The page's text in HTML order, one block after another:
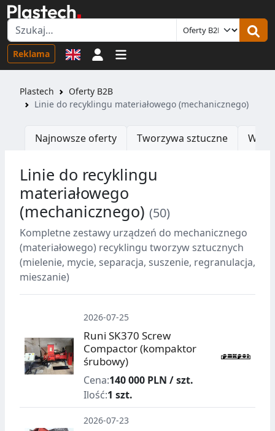
Reklama Logowanie
Plastech
Oferty B2B
Linie do recyklingu materiałowego (mechanicznego)
Najnowsze oferty Tworzywa sztuczne
Linie do recyklingu
materiałowego
(mechanicznego) (50)
Obserwuj
Kompletne zestawy urządzeń do mechanicznego
(materiałowego) recyklingu tworzyw sztucznych
(mielenie, mycie, separacja, suszenie, regranulacja,
mieszanie)
2026-07-25
Runi SK370 Screw
Compactor (kompaktor
śrubowy)
Cena:140 000 PLN / szt.
Ilość:1 szt.
2026-07-23